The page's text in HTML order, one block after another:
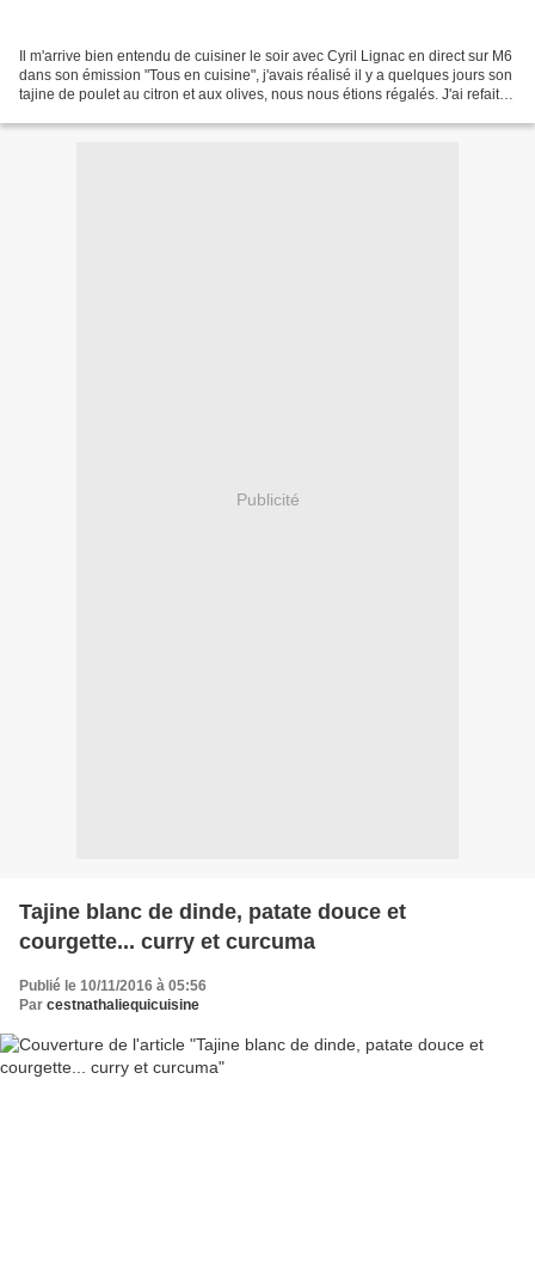
Il m'arrive bien entendu de cuisiner le soir avec Cyril Lignac en direct sur M6
dans son émission "Tous en cuisine", j'avais réalisé il y a quelques jours son
tajine de poulet au citron et aux olives, nous nous étions régalés. J'ai refait
Publicité
Tajine blanc de dinde, patate douce et
courgette... curry et curcuma
Publié le 10/11/2016 à 05:56
Par cestnathaliequicuisine